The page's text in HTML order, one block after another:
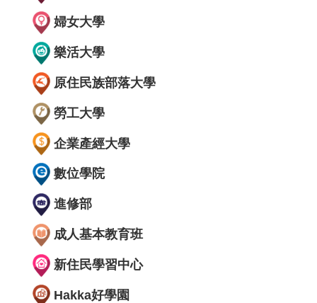
婦女大學
樂活大學
原住民族部落大學
勞工大學
企業產經大學
數位學院
進修部
成人基本教育班
新住民學習中心
Hakka好學園